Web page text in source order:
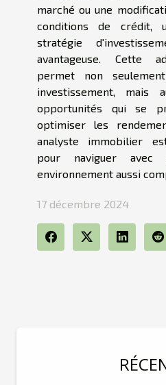
marché ou une
conditions de crédit,
stratégie
avantageuse. Cette
permet non
investissement, mais
opportunités qui se
optimiser les
analyste immobilier
pour naviguer avec
environnement aussi
17 décembre 2024